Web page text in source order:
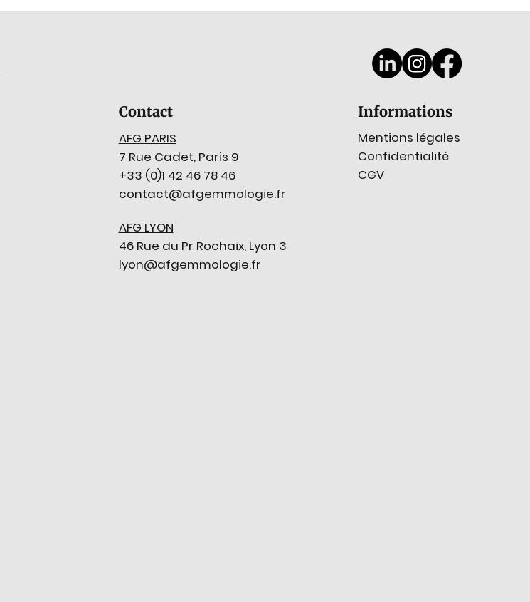
Informations
Mentions légales
Confidentialité
CGV
Contact
AFG PARIS
7 Rue Cadet, Paris 9
+33 (0)1 42 46 78 46
contact@afgemmologie.fr
AFG LYON
46 Rue du Pr Rochaix, Lyon 3
lyon@afgemmologie.fr